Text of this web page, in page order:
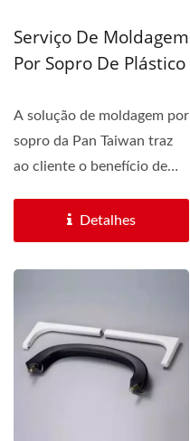
Serviço De Moldagem
Por Sopro De Plástico
A solução de moldagem por
sopro da Pan Taiwan traz
ao cliente o benefício de
Detalhes